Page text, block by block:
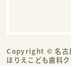
Copyright © 名古
ほりえこども歯科